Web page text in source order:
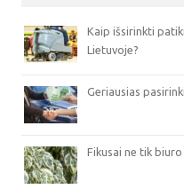
Kaip išsirinkti
Lietuvoje?
Geriausias
Fikusai ne tik